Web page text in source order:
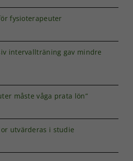
fysioterapeuter
intervallträning gav mindre
måste våga prata lön”
utvärderas i studie